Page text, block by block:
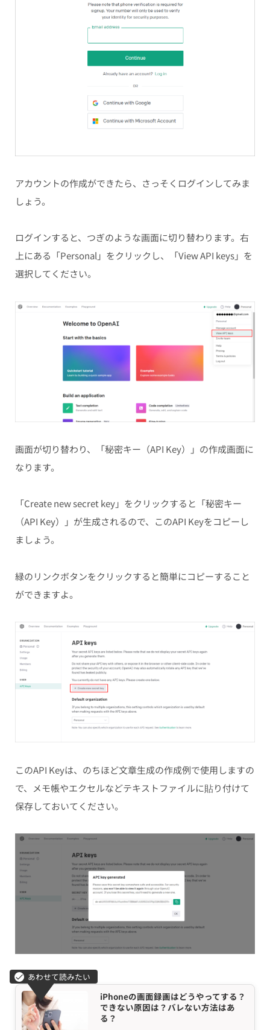
アカウントの作成ができたら、さっそくログインしてみま
しょう。
ログインすると、つぎのような画面に切り替わります。右
上にある「Personal」をクリックし、「View API keys」を
選択してください。
画面が切り替わり、「秘密キー（API Key）」の作成画面に
なります。
「Create new secret key」をクリックすると「秘密キー
（API Key）」が生成されるので、このAPI Keyをコピーし
ましょう。
緑のリンクボタンをクリックすると簡単にコピーすること
ができますよ。
このAPI Keyは、のちほど文章生成の作成例で使用しますの
で、メモ帳やエクセルなどテキストファイルに貼り付けて
保存しておいてください。
iPhoneの画面録画はどうやってする？
できない原因は？バレない方法はあ
る？